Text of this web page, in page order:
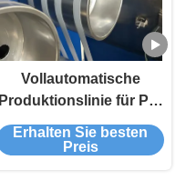
Vollautomatische
Produktionslinie für PP-
Streifen mit einer
Schraube mit
Erhalten Sie besten
Preis